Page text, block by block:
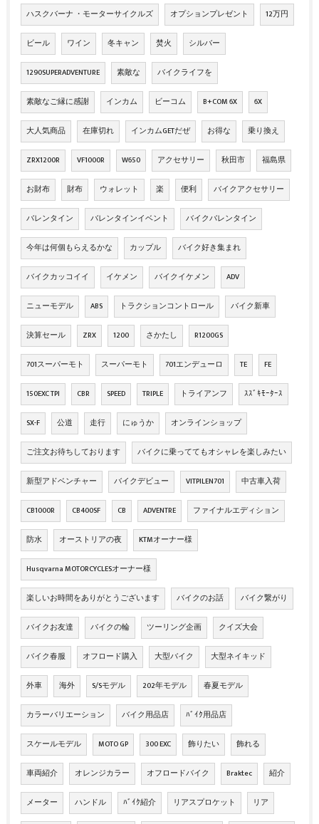
ハスクバーナ ・モーターサイクルズ オプションプレゼント 12万円
ビール ワイン 冬キャン 焚火 シルバー
1290SUPERADVENTURE 素敵な バイクライフを
素敵なご縁に感謝 インカム ビーコム B+COM 6X 6X
大人気商品 在庫切れ インカムGETだぜ お得な 乗り換え
ZRX1200R VF1000R W650 アクセサリー 秋田市 福島県
お財布 財布 ウォレット 楽 便利 バイクアクセサリー
バレンタイン バレンタインイベント バイクバレンタイン
今年は何個もらえるかな カップル バイク好き集まれ
バイクカッコイイ イケメン バイクイケメン ADV
ニューモデル ABS トラクションコントロール バイク新車
決算セール ZRX 1200 さかたし R1200GS
701スーパーモト スーパーモト 701エンデューロ TE FE
150EXC TPI CBR SPEED TRIPLE トライアンフ ｽｽﾞｷﾓｰﾀｰｽ
SX-F 公道 走行 にゅうか オンラインショップ
ご注文お待ちしております バイクに乗っててもオシャレを楽しみたい
新型アドベンチャー バイクデビュー VITPILEN701 中古車入荷
CB1000R CB400SF CB ADVENTRE ファイナルエディション
防水 オーストリアの夜 KTMオーナー様
Husqvarna MOTORCYCLESオーナー様
楽しいお時間をありがとうございます バイクのお話 バイク繋がり
バイクお友達 バイクの輪 ツーリング企画 クイズ大会
バイク春服 オフロード購入 大型バイク 大型ネイキッド
外車 海外 S/Sモデル 202年モデル 春夏モデル
カラーバリエーション バイク用品店 ﾊﾞｲｸ用品店
スケールモデル MOTO GP 300 EXC 飾りたい 飾れる
車両紹介 オレンジカラー オフロードバイク Braktec 紹介
メーター ハンドル ﾊﾞｲｸ紹介 リアスプロケット リア